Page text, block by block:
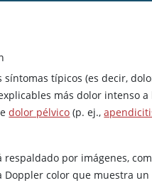
síntomas típicos (es decir,
más dolor intenso
dolor pélvico (p. ej.,
por imágenes,
Doppler color que muestra